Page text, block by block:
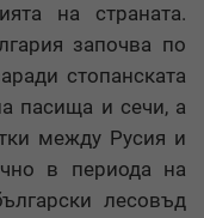
на страната.
започва по
стопанската
пасища и сечи, а
между Русия и
в периода на
лесовъд